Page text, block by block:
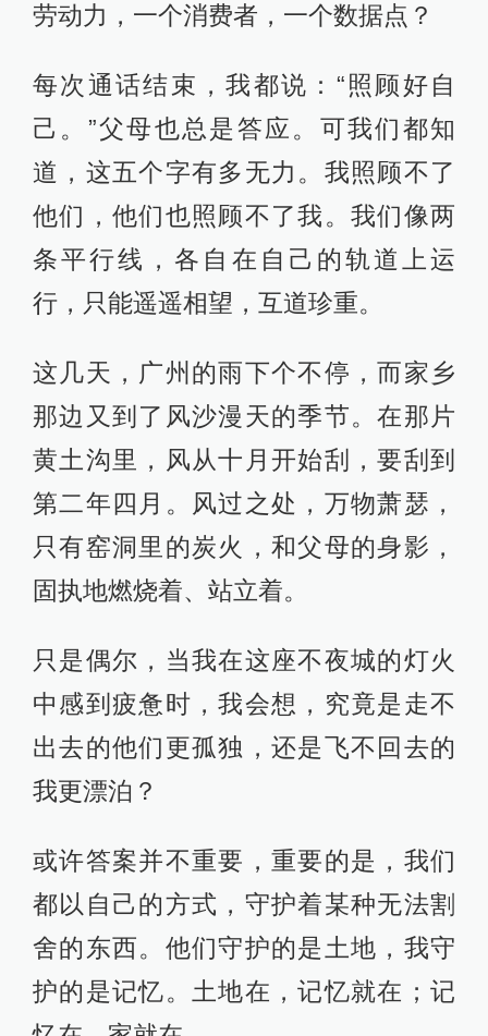
劳动力，一个消费者，一个数据点？
每次通话结束，我都说：“照顾好自
己。”父母也总是答应。可我们都知
道，这五个字有多无力。我照顾不了
他们，他们也照顾不了我。我们像两
条平行线，各自在自己的轨道上运
行，只能遥遥相望，互道珍重。
这几天，广州的雨下个不停，而家乡
那边又到了风沙漫天的季节。在那片
黄土沟里，风从十月开始刮，要刮到
第二年四月。风过之处，万物萧瑟，
只有窑洞里的炭火，和父母的身影，
固执地燃烧着、站立着。
只是偶尔，当我在这座不夜城的灯火
中感到疲惫时，我会想，究竟是走不
出去的他们更孤独，还是飞不回去的
我更漂泊？
或许答案并不重要，重要的是，我们
都以自己的方式，守护着某种无法割
舍的东西。他们守护的是土地，我守
护的是记忆。土地在，记忆就在；记